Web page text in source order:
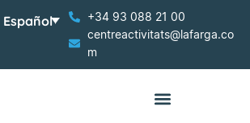
+34 93 088 21 00
centreactivitats@lafarga.co
m
Español